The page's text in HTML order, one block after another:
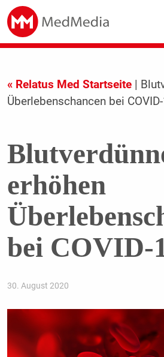
« Relatus Med Startseite|
Überlebenschancen bei
erhöhen
bei COVID-
30. August 2020